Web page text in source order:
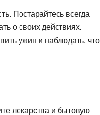
Постарайтесь всегда
о своих действиях.
ужин и наблюдать, что
лекарства и бытовую